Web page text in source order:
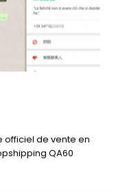
officiel de vente en
QA60